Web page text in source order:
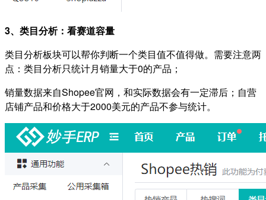
3、类目分析：看赛道容量
类目分析板块可以帮你判断一个类目值不值得做。需要注意两
点：类目分析只统计月销量大于0的产品；
销量数据来自Shopee官网，和实际数据会有一定滞后；自营
店铺产品和价格大于2000美元的产品不参与统计。